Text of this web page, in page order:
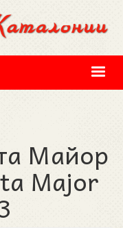
Майор
Major